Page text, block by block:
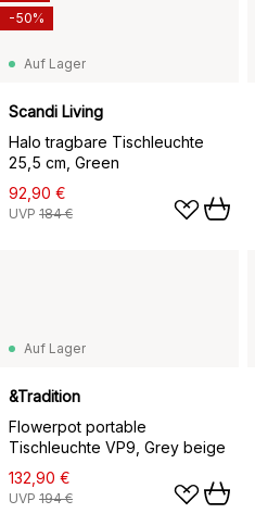
Auf Lager
Scandi Living
Halo tragbare Tischleuchte
25,5 cm, Green
92,90 €
UVP 184 €
-50%
Auf Lager
&Tradition
Flowerpot portable
Tischleuchte VP9, Grey beige
132,90 €
UVP 194 €